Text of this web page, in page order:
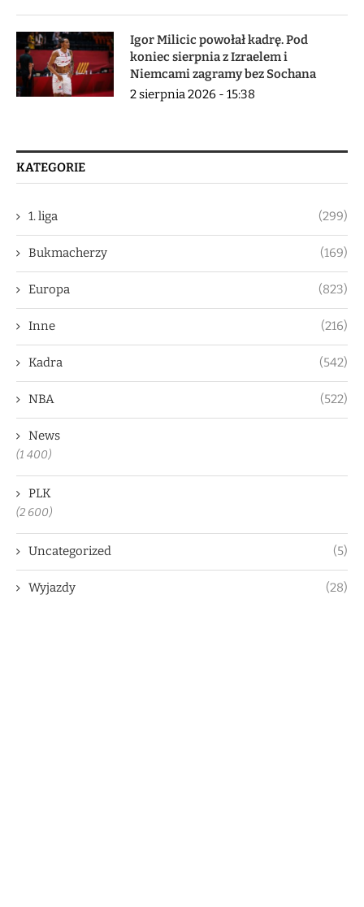
Igor Milicic powołał kadrę. Pod
koniec sierpnia z Izraelem i
Niemcami zagramy bez Sochana
2 sierpnia 2026 - 15:38
KATEGORIE
1. liga (299)
Bukmacherzy (169)
Europa (823)
Inne (216)
Kadra (542)
NBA (522)
News
(1 400)
PLK
(2 600)
Uncategorized (5)
Wyjazdy (28)